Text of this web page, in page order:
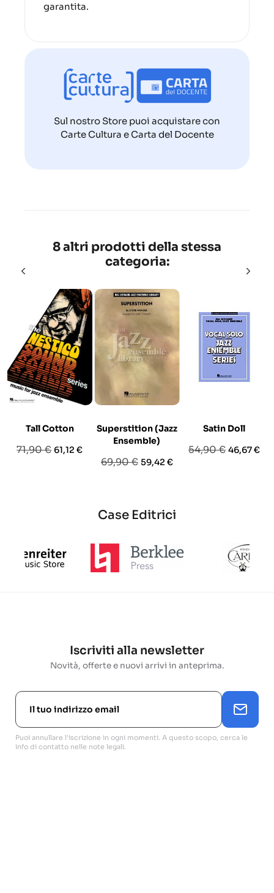
garantita.
Sul nostro Store puoi acquistare con
Carte Cultura e Carta del Docente
8 altri prodotti della stessa
categoria:
Tall Cotton
Prezzo
71,90 € Prezzo
61,12 €
Superstition (Jazz
Ensemble)
Prezzo
69,90 € Prezzo
59,42 €
Satin Doll
Prezzo
54,90 € Prezzo
46,67 €
Case Editrici
Iscriviti alla newsletter
Novità, offerte e nuovi arrivi in anteprima.
Puoi annullare l'iscrizione in ogni momenti. A questo scopo, cerca le
info di contatto nelle note legali.